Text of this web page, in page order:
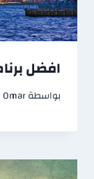
افضل
بواسطةOmar